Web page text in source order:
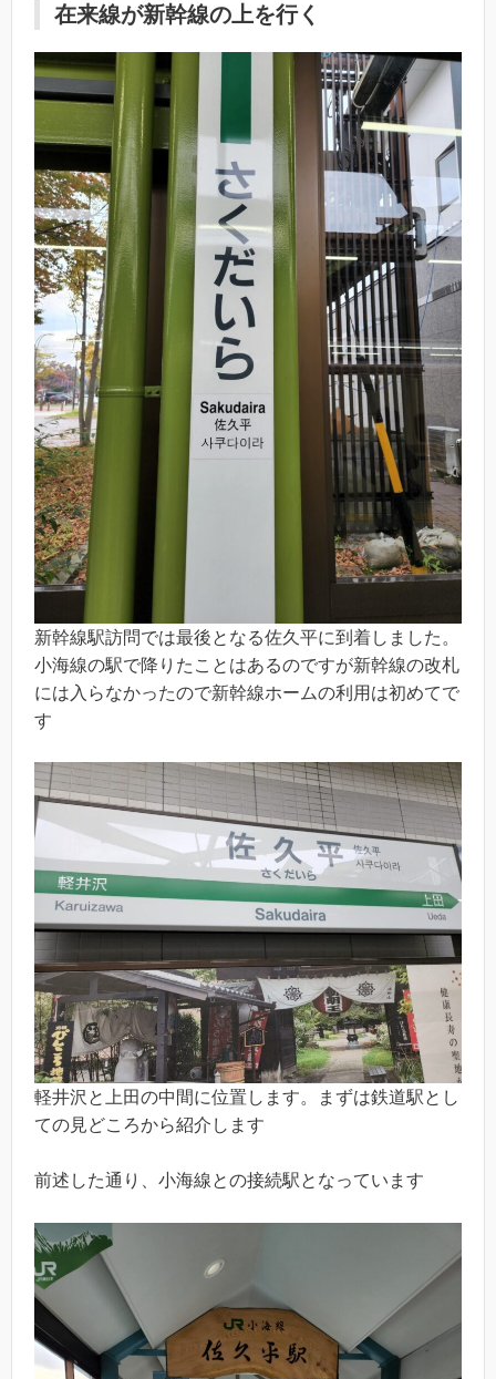
在来線が新幹線の上を行く
新幹線駅訪問では最後となる佐久平に到着しました。
小海線の駅で降りたことはあるのですが新幹線の改札
には入らなかったので新幹線ホームの利用は初めてで
す
軽井沢と上田の中間に位置します。まずは鉄道駅とし
ての見どころから紹介します
前述した通り、小海線との接続駅となっています